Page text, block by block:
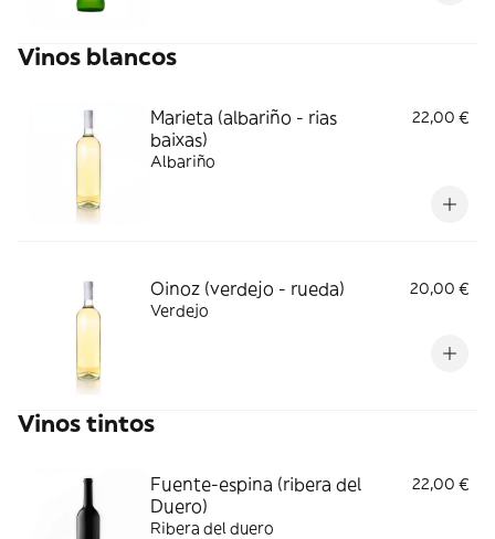
Vinos blancos
Marieta (albariño - rias
baixas)
22,00 €
Albariño
Oinoz (verdejo - rueda)
20,00 €
Verdejo
Vinos tintos
Fuente-espina (ribera del
Duero)
22,00 €
Ribera del duero